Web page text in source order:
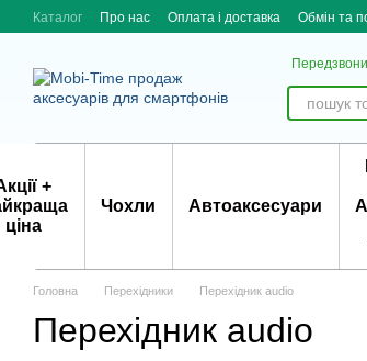
Перейти до основного контенту
Каталог Про нас Оплата і доставка Обмін та
+
ціна
Чохли Автоаксесуари
Головна Перехідники Перехідник audio
Перехідник audio